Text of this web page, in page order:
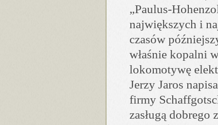
„Paulus-
największych i
czasów
właśnie kopalni
lokomotywę
Jerzy Jaros
firmy
zasługą dobrego